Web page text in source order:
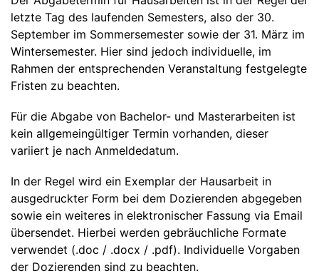
letzte Tag des laufenden Semesters, also der 30.
September im Sommersemester sowie der 31. März im
Wintersemester. Hier sind jedoch individuelle, im
Rahmen der entsprechenden Veranstaltung festgelegte
Fristen zu beachten.
Für die Abgabe von Bachelor- und Masterarbeiten ist
kein allgemeingültiger Termin vorhanden, dieser
variiert je nach Anmeldedatum.
In der Regel wird ein Exemplar der Hausarbeit in
ausgedruckter Form bei dem Dozierenden abgegeben
sowie ein weiteres in elektronischer Fassung via Email
übersendet. Hierbei werden gebräuchliche Formate
verwendet (.doc / .docx / .pdf). Individuelle Vorgaben
der Dozierenden sind zu beachten.